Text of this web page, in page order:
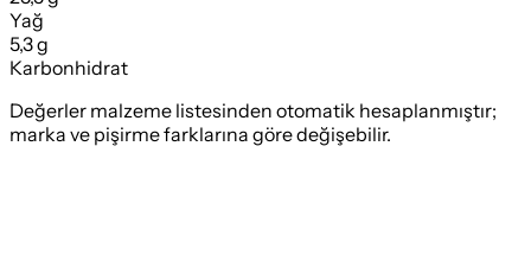
Yağ
5,3 g
Karbonhidrat
Değerler malzeme listesinden otomatik hesaplanmıştır;
marka ve pişirme farklarına göre değişebilir.